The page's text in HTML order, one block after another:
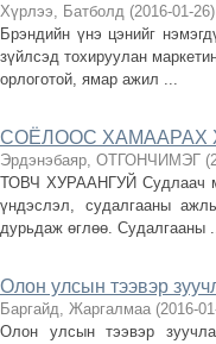
Хүрлээ, Батболд (2016-01-26)
Брэндийн үнэ цэнийг
зүйлсэд тохируулан
орлоготой, ямар ажил ...
СОЁЛООС ХАМААРАХ
Эрдэнэбаяр, ОТГОНЧИМЭГ (
ТОВЧ ХУРААНГУЙ Судлаач
үндэслэл, судалгааны
дурьдаж өглөө. Судалгааны
Олон улсын тээвэр
Баргайд, Жаргалмаа (2016-
Олон улсын тээвэр